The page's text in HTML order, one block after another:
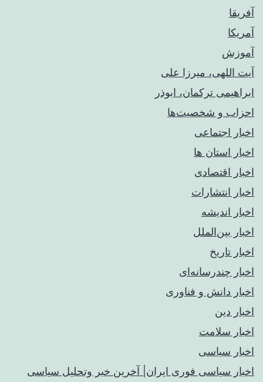
آفریقا
آمریکا
آموزش
آیت اللهی، میرزا علی
ابراهیمی ترکمان، ابوذر
احزاب و شخصیت‌ها
اخبار اجتماعی
اخبار استان ها
اخبار اقتصادی
اخبار انتشارات
اخبار اندیشه
اخبار بین‌الملل
اخبار تاریخ
اخبار چندرسانه‌ای
اخبار دانش و فناوری
اخبار دین
اخبار سلامت
اخبار سیاسی
اخبار سیاسی فوری ایران| آخرین خبر وتحلیل سیاسی